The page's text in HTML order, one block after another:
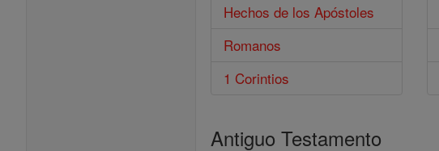
Hechos de los Apóstoles
Romanos
1 Corintios
Antiguo Testamento